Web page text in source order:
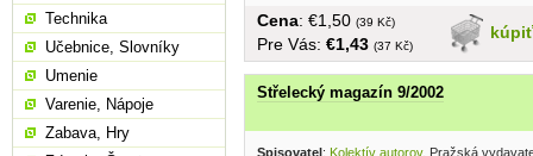
kúpiť
Cena: €1,50 (39 Kč)
Pre Vás: €1,43 (37 Kč)
Střelecký magazín 9/2002
Spisovatel : Kolektív autorov, Pražská
Technika
Učebnice, Slovníky
Umenie
Varenie, Nápoje
Zabava, Hry